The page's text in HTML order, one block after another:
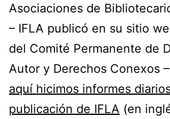
Asociaciones de
– IFLA publicó en su sitio
del Comité Permanente de
Autor y Derechos Conexos
aquí hicimos informes
publicación de IFLA (en